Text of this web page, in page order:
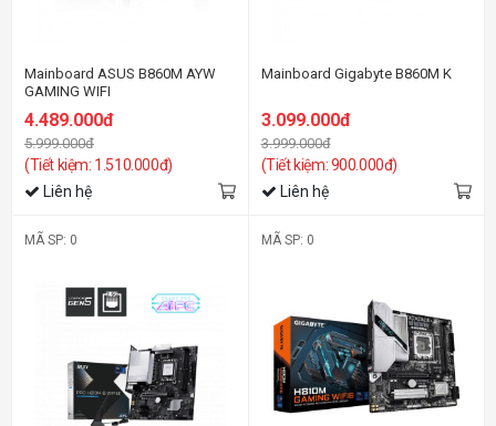
Mainboard ASUS B860M AYW
GAMING WIFI
4.489.000đ
5.999.000đ
(Tiết kiệm: 1.510.000đ)
Liên hệ
Mainboard Gigabyte B860M K
3.099.000đ
3.999.000đ
(Tiết kiệm: 900.000đ)
Liên hệ
MÃ SP: 0 MÃ SP: 0